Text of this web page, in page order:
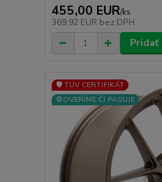
455,00 EUR/ks
369,92 EUR bez DPH
Pridať
🛡️ TÜV CERTIFIKÁT
⚙️OVERÍME ČI PASUJE